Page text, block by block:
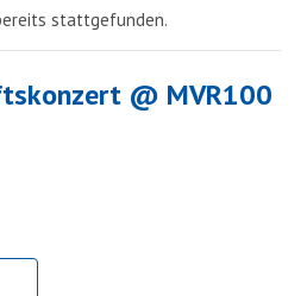
stattgefunden.
@ MVR100